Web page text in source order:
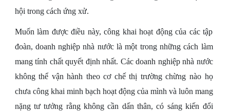
hội trong cách ứng xử.
Muốn làm được điều này, công khai hoạt động của các tập
đoàn, doanh nghiệp nhà nước là một trong những cách làm
mang tính chất quyết định nhất. Các doanh nghiệp nhà nước
không thể vận hành theo cơ chế thị trường chừng nào họ
chưa công khai minh bạch hoạt động của mình và luôn mang
nặng tư tưởng rằng không cần dấn thân, có sáng kiến đổi